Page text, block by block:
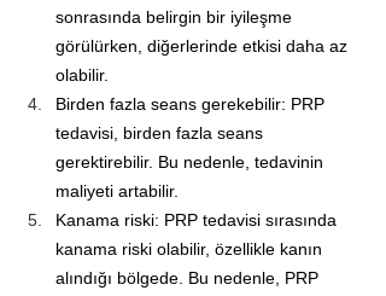
sonrasında belirgin bir iyileşme
görülürken, diğerlerinde etkisi daha az
olabilir.
Birden fazla seans gerekebilir: PRP
tedavisi, birden fazla seans
gerektirebilir. Bu nedenle, tedavinin
maliyeti artabilir.
Kanama riski: PRP tedavisi sırasında
kanama riski olabilir, özellikle kanın
alındığı bölgede. Bu nedenle, PRP